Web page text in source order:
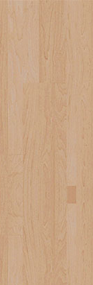
Wakaf
& TK Islam